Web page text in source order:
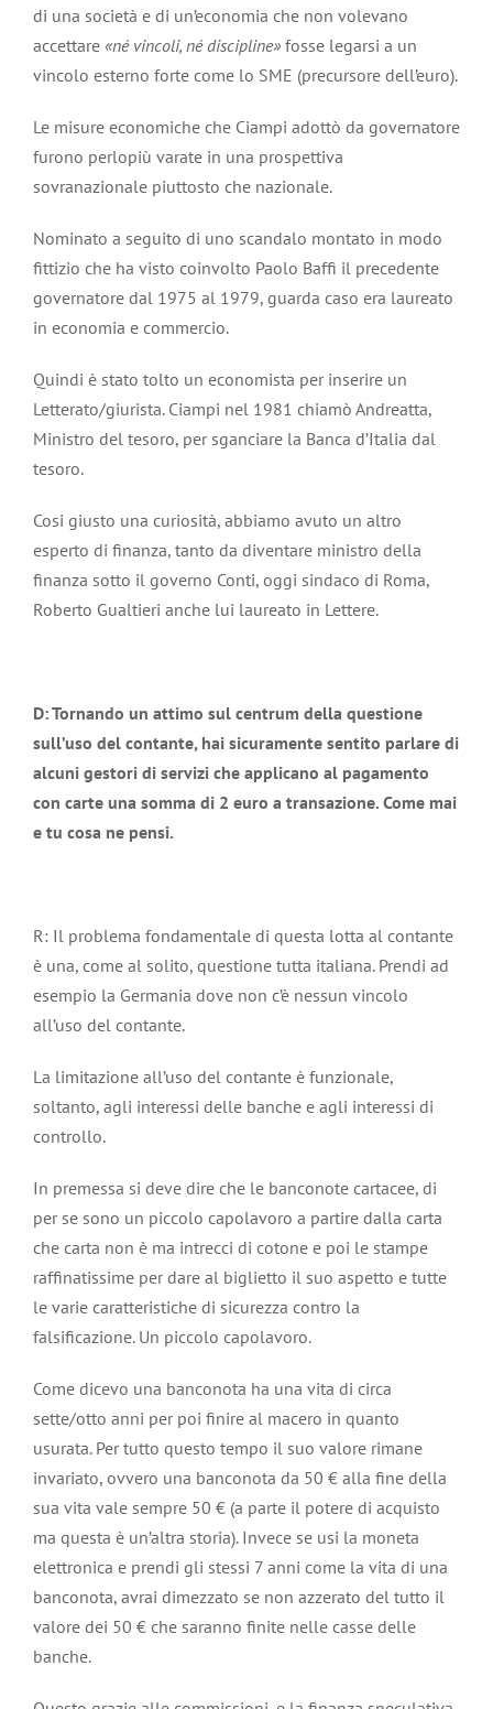
di una società e di un’economia che non volevano
accettare «né vincoli, né discipline» fosse legarsi a un
vincolo esterno forte come lo SME (precursore dell’euro).
Le misure economiche che Ciampi adottò da governatore
furono perlopiù varate in una prospettiva
sovranazionale piuttosto che nazionale.
Nominato a seguito di uno scandalo montato in modo
fittizio che ha visto coinvolto Paolo Baffi il precedente
governatore dal 1975 al 1979, guarda caso era laureato
in economia e commercio.
Quindi è stato tolto un economista per inserire un
Letterato/giurista. Ciampi nel 1981 chiamò Andreatta,
Ministro del tesoro, per sganciare la Banca d’Italia dal
tesoro.
Cosi giusto una curiosità, abbiamo avuto un altro
esperto di finanza, tanto da diventare ministro della
finanza sotto il governo Conti, oggi sindaco di Roma,
Roberto Gualtieri anche lui laureato in Lettere.
D: Tornando un attimo sul centrum della questione
sull’uso del contante, hai sicuramente sentito parlare di
alcuni gestori di servizi che applicano al pagamento
con carte una somma di 2 euro a transazione. Come mai
e tu cosa ne pensi.
R: Il problema fondamentale di questa lotta al contante
è una, come al solito, questione tutta italiana. Prendi ad
esempio la Germania dove non c’è nessun vincolo
all’uso del contante.
La limitazione all’uso del contante è funzionale,
soltanto, agli interessi delle banche e agli interessi di
controllo.
In premessa si deve dire che le banconote cartacee, di
per se sono un piccolo capolavoro a partire dalla carta
che carta non è ma intrecci di cotone e poi le stampe
raffinatissime per dare al biglietto il suo aspetto e tutte
le varie caratteristiche di sicurezza contro la
falsificazione. Un piccolo capolavoro.
Come dicevo una banconota ha una vita di circa
sette/otto anni per poi finire al macero in quanto
usurata. Per tutto questo tempo il suo valore rimane
invariato, ovvero una banconota da 50 € alla fine della
sua vita vale sempre 50 € (a parte il potere di acquisto
ma questa è un’altra storia). Invece se usi la moneta
elettronica e prendi gli stessi 7 anni come la vita di una
banconota, avrai dimezzato se non azzerato del tutto il
valore dei 50 € che saranno finite nelle casse delle
banche.